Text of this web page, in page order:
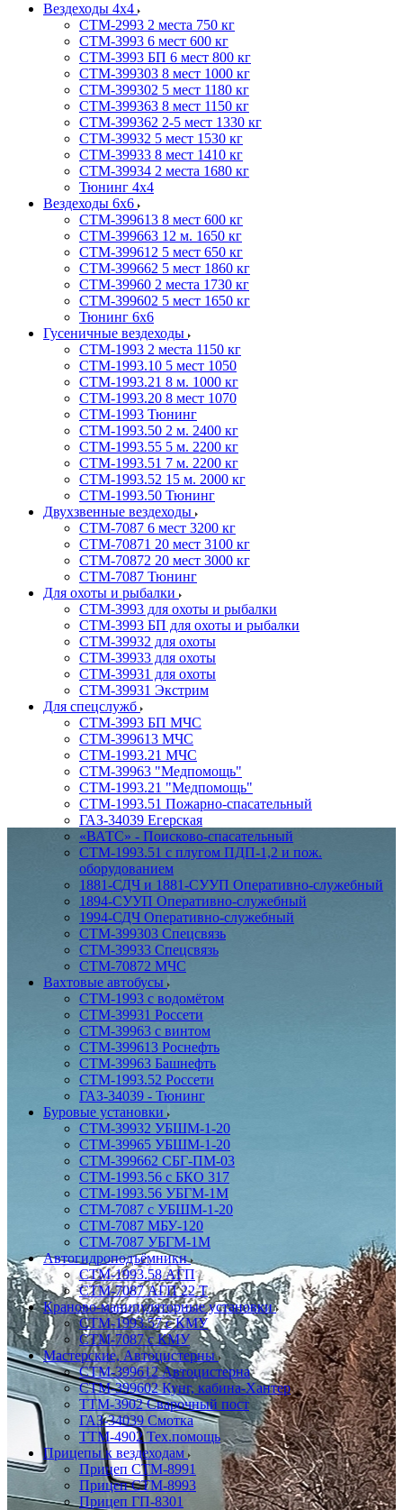
Вездеходы 4х4
СТМ-2993 2 места 750 кг
СТМ-3993 6 мест 600 кг
СТМ-3993 БП 6 мест 800 кг
СТМ-399303 8 мест 1000 кг
СТМ-399302 5 мест 1180 кг
СТМ-399363 8 мест 1150 кг
СТМ-399362 2-5 мест 1330 кг
СТМ-39932 5 мест 1530 кг
СТМ-39933 8 мест 1410 кг
СТМ-39934 2 места 1680 кг
Тюнинг 4х4
Вездеходы 6х6
СТМ-399613 8 мест 600 кг
СТМ-399663 12 м. 1650 кг
СТМ-399612 5 мест 650 кг
СТМ-399662 5 мест 1860 кг
СТМ-39960 2 места 1730 кг
СТМ-399602 5 мест 1650 кг
Тюнинг 6х6
Гусеничные вездеходы
СТМ-1993 2 места 1150 кг
СТМ-1993.10 5 мест 1050
СТМ-1993.21 8 м. 1000 кг
СТМ-1993.20 8 мест 1070
СТМ-1993 Тюнинг
СТМ-1993.50 2 м. 2400 кг
СТМ-1993.55 5 м. 2200 кг
СТМ-1993.51 7 м. 2200 кг
СТМ-1993.52 15 м. 2000 кг
СТМ-1993.50 Тюнинг
Двухзвенные вездеходы
СТМ-7087 6 мест 3200 кг
СТМ-70871 20 мест 3100 кг
СТМ-70872 20 мест 3000 кг
СТМ-7087 Тюнинг
Для охоты и рыбалки
СТМ-3993 для охоты и рыбалки
СТМ-3993 БП для охоты и рыбалки
СТМ-39932 для охоты
СТМ-39933 для охоты
СТМ-39931 для охоты
СТМ-39931 Экстрим
Для спецслужб
СТМ-3993 БП МЧС
СТМ-399613 МЧС
СТМ-1993.21 МЧС
СТМ-39963 "Медпомощь"
СТМ-1993.21 "Медпомощь"
СТМ-1993.51 Пожарно-спасательный
ГАЗ-34039 Егерская
«ВАТС» - Поисково-спасательный
СТМ-1993.51 с плугом ПДП-1,2 и пож.
оборудованием
1881-СДЧ и 1881-СУУП Оперативно-служебный
1894-СУУП Оперативно-служебный
1994-СДЧ Оперативно-служебный
СТМ-399303 Спецсвязь
СТМ-39933 Спецсвязь
СТМ-70872 МЧС
Вахтовые автобусы
СТМ-1993 с водомётом
СТМ-39931 Россети
СТМ-39963 с винтом
СТМ-399613 Роснефть
СТМ-39963 Башнефть
СТМ-1993.52 Россети
ГАЗ-34039 - Тюнинг
Буровые установки
СТМ-39932 УБШМ-1-20
СТМ-39965 УБШМ-1-20
СТМ-399662 СБГ-ПМ-03
СТМ-1993.56 с БКО 317
СТМ-1993.56 УБГМ-1М
СТМ-7087 с УБШМ-1-20
СТМ-7087 МБУ-120
СТМ-7087 УБГМ-1М
Автогидроподъёмники
СТМ-1993.58 АГП
СТМ-7087 АГП 22 Т
Краново-манипуляторные установки
CTM-1993.57 с КМУ
СТМ-7087 с КМУ
Мастерские, Автоцистерны
СТМ-399612 Автоцистерна
СТМ-399602 Кунг, кабина-Хантер
ТТМ-3902 Сварочный пост
ГАЗ-34039 Смотка
ТТМ-4902 Тех.помощь
Прицепы к вездеходам
Прицеп СТМ-8991
Прицеп СТМ-8993
Прицеп ГП-8301